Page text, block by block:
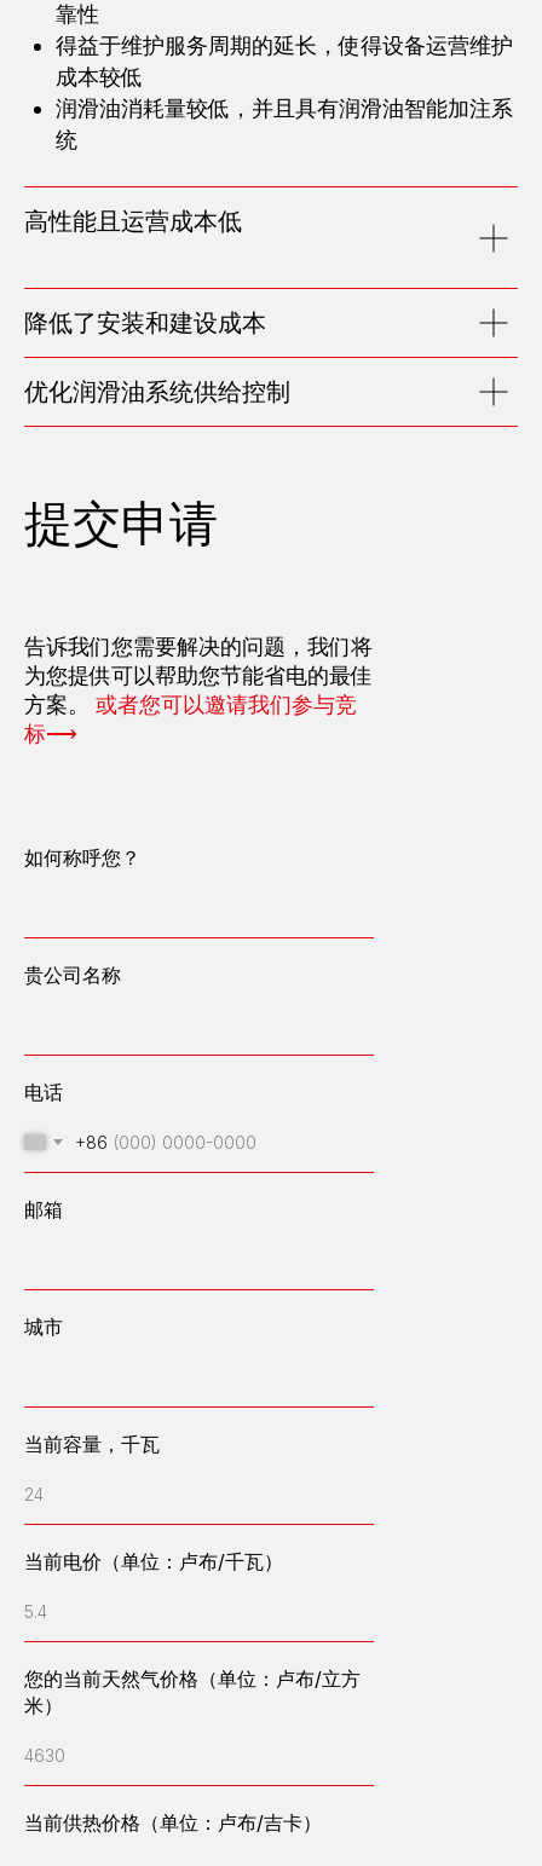
靠性
得益于维护服务周期的延长，使得设备运营维护
成本较低
润滑油消耗量较低，并且具有润滑油智能加注系
统
高性能且运营成本低
降低了安装和建设成本
优化润滑油系统供给控制
提交申请
告诉我们您需要解决的问题，我们将
为您提供可以帮助您节能省电的最佳
方案。 或者您可以邀请我们参与竞
标⟶
如何称呼您？
贵公司名称
电话
+86
邮箱
城市
当前容量，千瓦
24
当前电价（单位：卢布/千瓦）
5.4
您的当前天然气价格（单位：卢布/立方
米）
4630
当前供热价格（单位：卢布/吉卡）
提交申请
公司管理层
客户评价
新闻
联系方式